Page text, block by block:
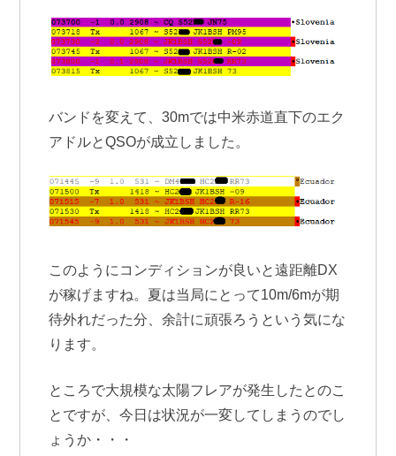
バンドを変えて、30mでは中米赤道直下のエク
アドルとQSOが成立しました。
このようにコンディションが良いと遠距離DX
が稼げますね。夏は当局にとって10m/6mが期
待外れだった分、余計に頑張ろうという気にな
ります。
ところで大規模な太陽フレアが発生したとのこ
とですが、今日は状況が一変してしまうのでし
ょうか・・・